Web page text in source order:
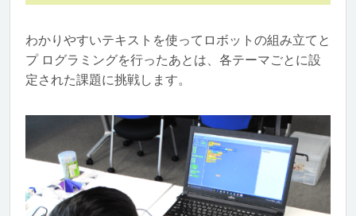
わかりやすいテキストを使ってロボットの組み立てと
プ ログラミングを行ったあとは、各テーマごとに設
定された課題に挑戦します。